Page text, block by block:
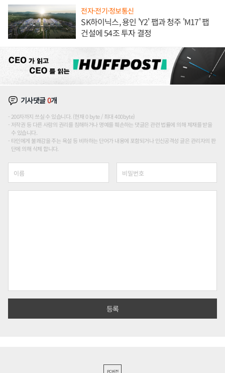
전자·전기·정보통신
SK하이닉스, 용인 'Y2' 팹과 청주 'M17' 팹
건설에 54조 투자 결정
기사댓글0개
200자까지 쓰실 수 있습니다. (현재 0 byte / 최대 400byte)
저작권 등 다른 사람의 권리를 침해하거나 명예를 훼손하는 댓글은 관련 법률에 의해 제재를 받을
수 있습니다.
타인에게 불쾌감을 주는 욕설 등 비하하는 단어가 내용에 포함되거나 인신공격성 글은 관리자의 판
단에 의해 삭제 합니다.
PC버전